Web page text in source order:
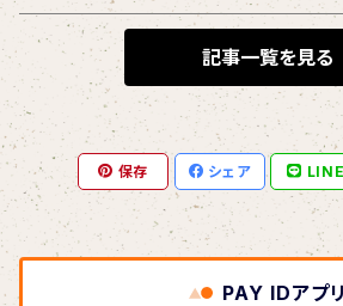
BLONDnewHALF
Blondy
BOAR HUNTER
bud&harbor
記事一覧を見る
保存 シェア LINE
PAY IDアプリ